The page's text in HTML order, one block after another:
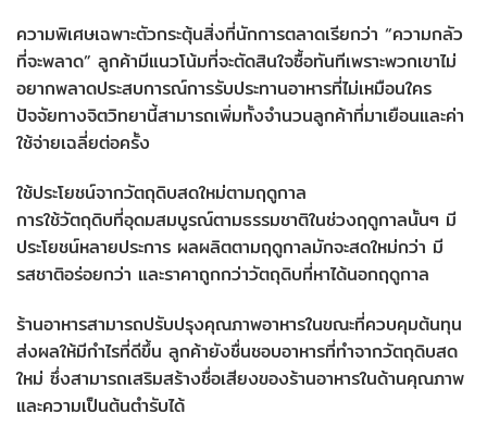
ความพิเศษเฉพาะตัวกระตุ้นสิ่งที่นักการตลาดเรียกว่า “ความกลัว
ที่จะพลาด” ลูกค้ามีแนวโน้มที่จะตัดสินใจซื้อทันทีเพราะพวกเขาไม่
อยากพลาดประสบการณ์การรับประทานอาหารที่ไม่เหมือนใคร
ปัจจัยทางจิตวิทยานี้สามารถเพิ่มทั้งจำนวนลูกค้าที่มาเยือนและค่า
ใช้จ่ายเฉลี่ยต่อครั้ง
ใช้ประโยชน์จากวัตถุดิบสดใหม่ตามฤดูกาล
การใช้วัตถุดิบที่อุดมสมบูรณ์ตามธรรมชาติในช่วงฤดูกาลนั้นๆ มี
ประโยชน์หลายประการ ผลผลิตตามฤดูกาลมักจะสดใหม่กว่า มี
รสชาติอร่อยกว่า และราคาถูกกว่าวัตถุดิบที่หาได้นอกฤดูกาล
ร้านอาหารสามารถปรับปรุงคุณภาพอาหารในขณะที่ควบคุมต้นทุน
ส่งผลให้มีกำไรที่ดีขึ้น ลูกค้ายังชื่นชอบอาหารที่ทำจากวัตถุดิบสด
ใหม่ ซึ่งสามารถเสริมสร้างชื่อเสียงของร้านอาหารในด้านคุณภาพ
และความเป็นต้นตำรับได้